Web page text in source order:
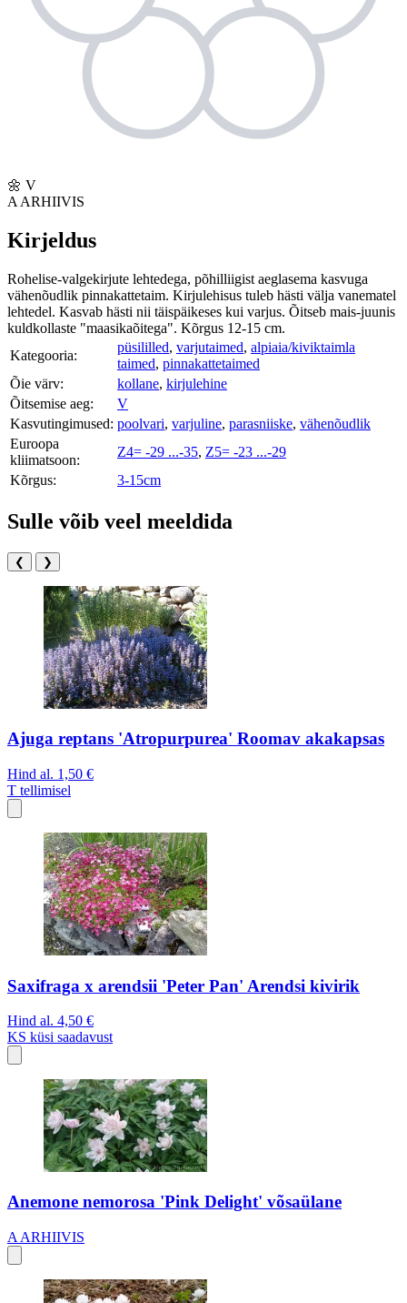
🌼 V
A ARHIIVIS
Kirjeldus
Rohelise-valgekirjute lehtedega, põhilliigist aeglasema kasvuga
vähenõudlik pinnakattetaim. Kirjulehisus tuleb hästi välja vanematel
lehtedel. Kasvab hästi nii täispäikeses kui varjus. Õitseb mais-juunis
kuldkollaste "maasikaõitega". Kõrgus 12-15 cm.
Kategooria:
püsililled, varjutaimed, alpiaia/kiviktaimla
taimed, pinnakattetaimed
Õie värv:
kollane, kirjulehine
Õitsemise aeg:
V
Kasvutingimused: poolvari, varjuline, parasniiske, vähenõudlik
Euroopa
kliimatsoon:
Z4= -29 ...-35, Z5= -23 ...-29
Kõrgus:
3-15cm
Sulle võib veel meeldida
❮ ❯
Ajuga reptans 'Atropurpurea' Roomav akakapsas
Hind al. 1,50 €
T tellimisel
Saxifraga x arendsii 'Peter Pan' Arendsi kivirik
Hind al. 4,50 €
KS küsi saadavust
Anemone nemorosa 'Pink Delight' võsaülane
A ARHIIVIS